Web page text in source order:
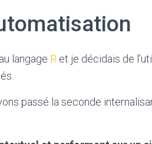
langage R et je décidais de
passé la seconde